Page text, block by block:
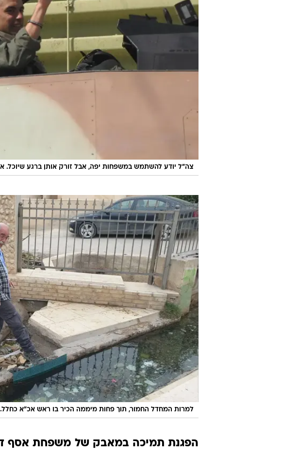
צה"ל יודע להשתמש במשפחות יפה, אבל זורק אותן ברגע שיוכל.
למרות המחדל החמור, תוך פחות מיממה הכיר בו ראש אכ"א כחלל.
הפגנת תמיכה במאבק של משפחת אסף